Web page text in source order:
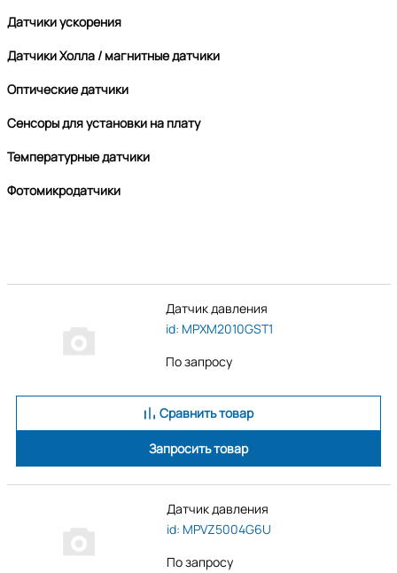
Датчики ускорения
Датчики Холла / магнитные датчики
Оптические датчики
Сенсоры для установки на плату
Температурные датчики
Фотомикродатчики
Датчик давления
id: MPXM2010GST1
По запросу
Сравнить товар
Запросить товар
Датчик давления
id: MPVZ5004G6U
По запросу